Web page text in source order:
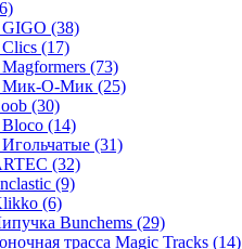
(38)
(17)
(73)
Мик-О-Мик (25)
(30)
(14)
(31)
(32)
(9)
(6)
Bunchems (29)
трасса Magic Tracks (14)